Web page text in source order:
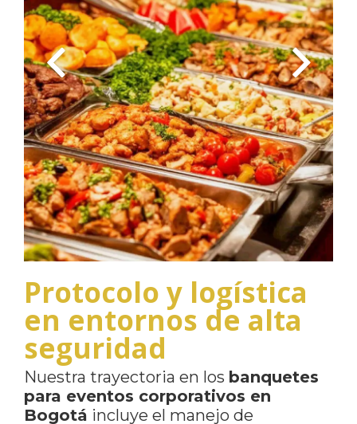
Protocolo y logística
en entornos de alta
seguridad
Nuestra trayectoria en los banquetes
para eventos corporativos en
Bogotá incluye el manejo de